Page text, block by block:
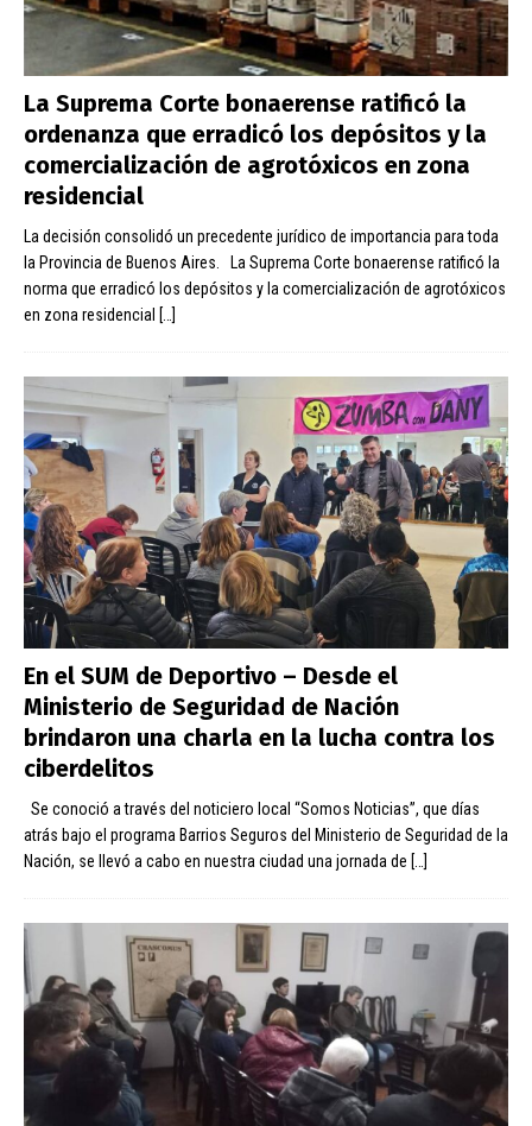
La Suprema Corte bonaerense ratificó la
ordenanza que erradicó los depósitos y la
comercialización de agrotóxicos en zona
residencial
La decisión consolidó un precedente jurídico de importancia para toda
la Provincia de Buenos Aires. La Suprema Corte bonaerense ratificó la
norma que erradicó los depósitos y la comercialización de agrotóxicos
en zona residencial […]
En el SUM de Deportivo – Desde el
Ministerio de Seguridad de Nación
brindaron una charla en la lucha contra los
ciberdelitos
Se conoció a través del noticiero local “Somos Noticias”, que días
atrás bajo el programa Barrios Seguros del Ministerio de Seguridad de la
Nación, se llevó a cabo en nuestra ciudad una jornada de […]